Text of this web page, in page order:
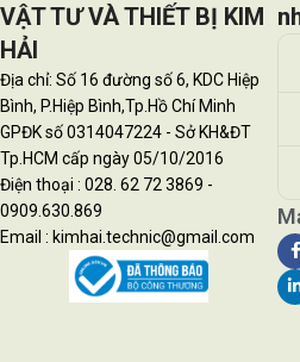
VẬT TƯ VÀ THIẾT BỊ KIM
HẢI
Địa chỉ: Số 16 đường số 6, KDC Hiệp
Bình, P.Hiệp Bình,Tp.Hồ Chí Minh
GPĐK số 0314047224 - Sở KH&ĐT
Tp.HCM cấp ngày 05/10/2016
Điện thoại : 028. 62 72 3869 -
0909.630.869
Email : kimhai.technic@gmail.com